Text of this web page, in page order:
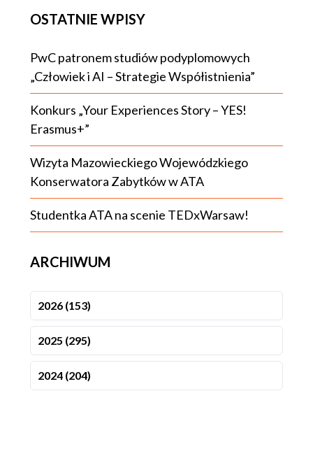
OSTATNIE WPISY
PwC patronem studiów podyplomowych
„Człowiek i AI – Strategie Współistnienia”
Konkurs „Your Experiences Story – YES!
Erasmus+”
Wizyta Mazowieckiego Wojewódzkiego
Konserwatora Zabytków w ATA
Studentka ATA na scenie TEDxWarsaw!
ARCHIWUM
2026 (153)
2025 (295)
2024 (204)